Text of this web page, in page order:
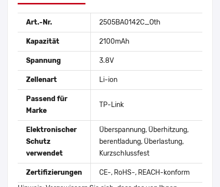
Art.-Nr. 2505BA0142C_Oth
Kapazität 2100mAh
Spannung 3.8V
Zellenart Li-ion
Passend für
Marke
TP-Link
Elektronischer
Schutz
verwendet
Überspannung, Überhitzung,
berentladung, Überlastung,
Kurzschlussfest
Zertifizierungen
CE-, RoHS-, REACH-konform